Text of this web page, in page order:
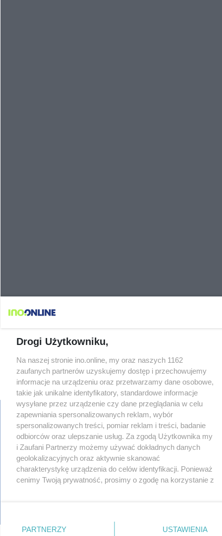
regulamin
reklama
redakcja
pliki cookies
prywatność
reklamacje
Drogi Użytkowniku,
Na naszej stronie ino.online, my oraz naszych 1162
zaufanych partnerów uzyskujemy dostęp i przechowujemy
informacje na urządzeniu oraz przetwarzamy dane osobowe,
takie jak unikalne identyfikatory, standardowe informacje
wysyłane przez urządzenie czy dane przeglądania w celu
zapewniania spersonalizowanych reklam, wybór
spersonalizowanych treści, pomiar reklam i treści, badanie
odbiorców oraz ulepszanie usług. Za zgodą Użytkownika my
i Zaufani Partnerzy możemy używać dokładnych danych
geolokalizacyjnych oraz aktywnie skanować
charakterystykę urządzenia do celów identyfikacji. Ponieważ
cenimy Twoją prywatność, prosimy o zgodę na korzystanie z
. Niektóre rodzaje przetwarzania
danych nie wymagają zgody użytkownika, ale masz prawo
PARTNERZY USTAWIENIA